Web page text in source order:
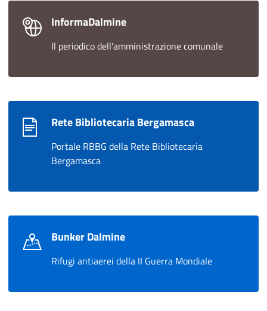
InformaDalmine
Il periodico dell'amministrazione comunale
Rete Bibliotecaria Bergamasca
Portale RBBG della Rete Bibliotecaria
Bergamasca
Bunker Dalmine
Rifugi antiaerei della II Guerra Mondiale